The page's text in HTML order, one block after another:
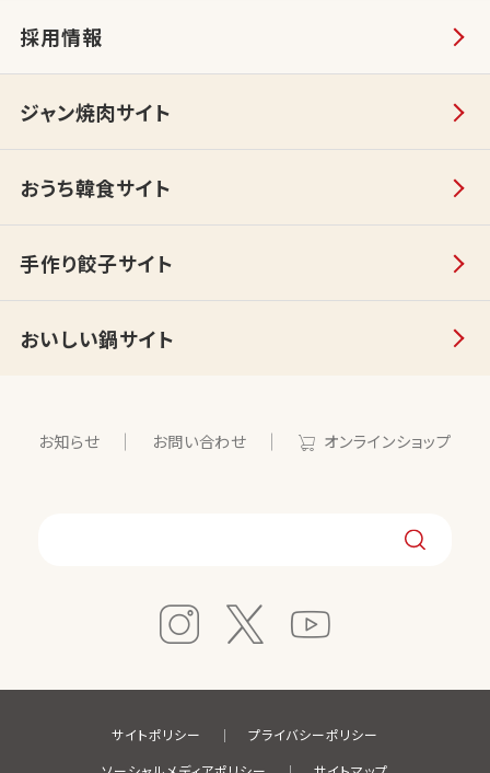
採用情報
ジャン焼肉サイト
おうち韓食サイト
手作り餃子サイト
おいしい鍋サイト
お知らせ お問い合わせ オンラインショップ
サイトポリシー
プライバシーポリシー